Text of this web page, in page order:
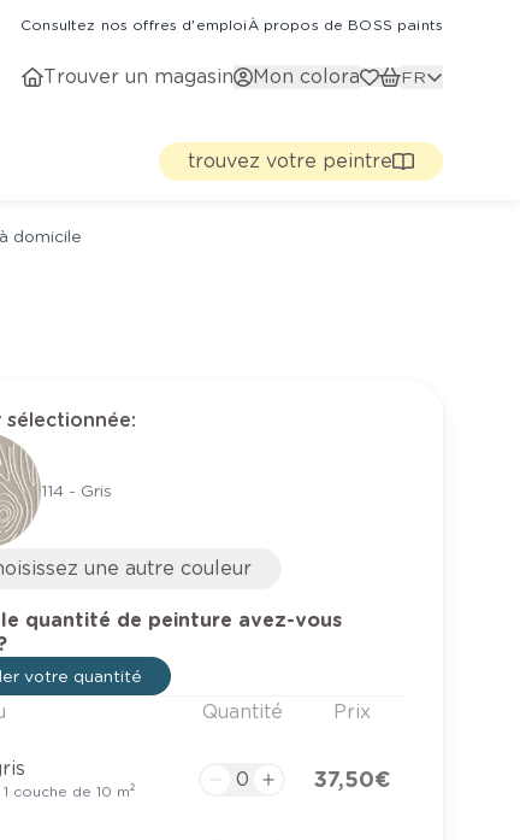
Consultez nos offres d'emploiÀ propos de BOSS paints
Trouver un magasin Mon colora FR
trouvez votre peintre
domicile
sélectionnée:
114 - Gris
une autre couleur
quantité de peinture avez-vous
votre quantité
Quantité Prix
couche de 10 m² 37,50 €